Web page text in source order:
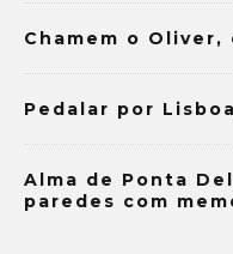
Chamem o
Pedalar por
Alma de Ponta
paredes com